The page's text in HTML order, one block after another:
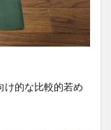
け的な比較的若め